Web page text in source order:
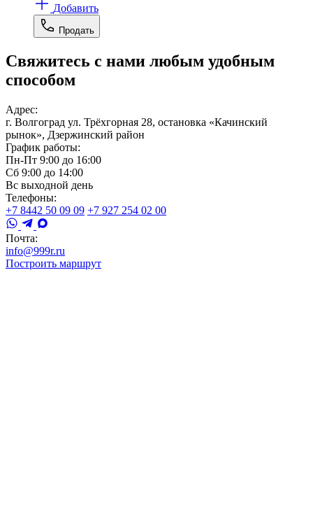
Добавить
Продать
Свяжитесь с нами любым удобным
способом
Адрес:
г. Волгоград ул. Трёхгорная 28, остановка «Качинский
рынок», Дзержинский район
График работы:
Пн-Пт 9:00 до 16:00
Сб 9:00 до 14:00
Вс выходной день
Телефоны:
+7 8442 50 09 09 +7 927 254 02 00
Почта:
info@999r.ru
Построить маршрут